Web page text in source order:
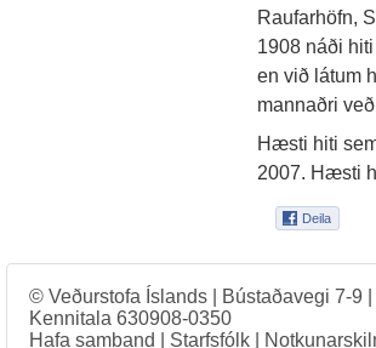
Raufarhöfn,
1908 náði
en við látum
mannaðri
Hæsti hiti
2007. Hæsti
© Veðurstofa Íslands | Bústaðavegi 7-9
Kennitala 630908-0350
Hafa samband
Starfsfólk